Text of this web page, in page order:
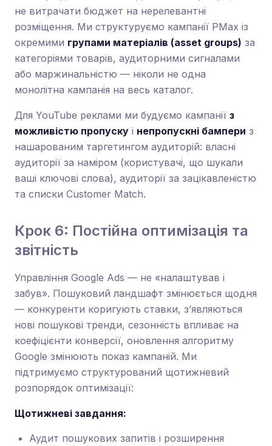
не витрачати бюджет на нерелевантні
розміщення. Ми структуруємо кампанії PMax із
окремими групами матеріалів (asset groups) за
категоріями товарів, аудиторними сигналами
або маржинальністю — ніколи не одна
монолітна кампанія на весь каталог.
Для YouTube реклами ми будуємо кампанії з
можливістю пропуску і непропускні бампери з
нашарованим таргетингом аудиторій: власні
аудиторії за наміром (користувачі, що шукали
ваші ключові слова), аудиторії за зацікавленістю
та списки Customer Match.
Крок 6: Постійна оптимізація та
звітність
Управління Google Ads — не «налаштував і
забув». Пошуковий ландшафт змінюється щодня
— конкуренти коригують ставки, з’являються
нові пошукові тренди, сезонність впливає на
коефіцієнти конверсії, оновлення алгоритму
Google змінюють показ кампаній. Ми
підтримуємо структурований щотижневий
розпорядок оптимізації:
Щотижневі завдання:
Аудит пошукових запитів і розширення